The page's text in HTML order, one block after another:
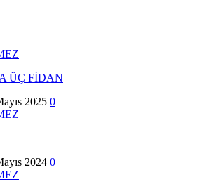
ÜÇ FİDAN
2025 0
2024 0